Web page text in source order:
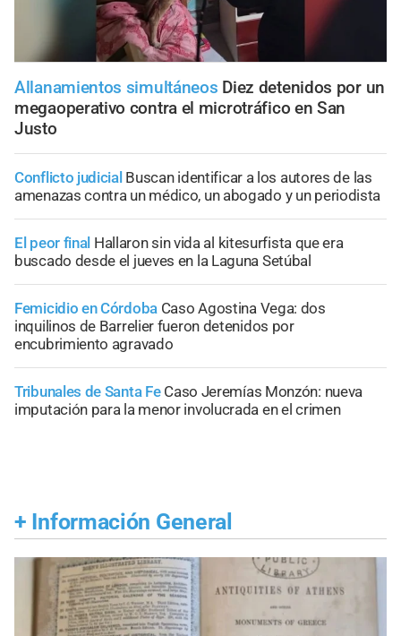
Allanamientos simultáneos Diez detenidos por un
megaoperativo contra el microtráfico en San
Justo
Conflicto judicial Buscan identificar a los autores de las
amenazas contra un médico, un abogado y un periodista
El peor final Hallaron sin vida al kitesurfista que era
buscado desde el jueves en la Laguna Setúbal
Femicidio en Córdoba Caso Agostina Vega: dos
inquilinos de Barrelier fueron detenidos por
encubrimiento agravado
Tribunales de Santa Fe Caso Jeremías Monzón: nueva
imputación para la menor involucrada en el crimen
+ Información General